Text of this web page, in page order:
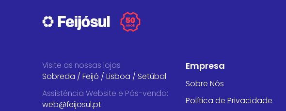
Visite as nossas lojas
Sobreda / Feijó / Lisboa / Setúbal
Assistência Website e Pós-venda:
web@feijosul.pt
Empresa
Sobre Nós
Política de Privacidade